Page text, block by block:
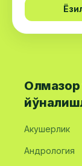
Олмазор
Акушерлик
Андрология